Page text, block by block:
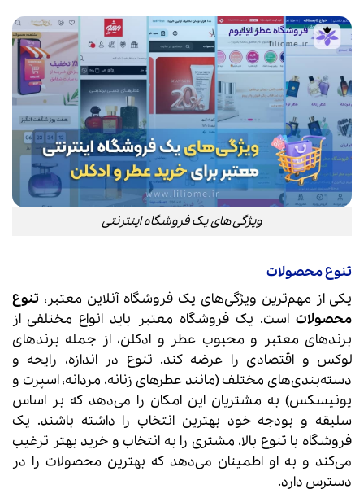
ویژگی های یک فروشگاه اینترنتی
تنوع محصولات
یکی از مهم‌ترین ویژگی‌های یک فروشگاه آنلاین معتبر، تنوع
محصولات است. یک فروشگاه معتبر باید انواع مختلفی از
برندهای معتبر و محبوب عطر و ادکلن، از جمله برندهای
لوکس و اقتصادی را عرضه کند. تنوع در اندازه، رایحه و
دسته‌بندی‌های مختلف (مانند عطرهای زنانه، مردانه، اسپرت و
یونیسکس) به مشتریان این امکان را می‌دهد که بر اساس
سلیقه و بودجه خود بهترین انتخاب را داشته باشند. یک
فروشگاه با تنوع بالا، مشتری را به انتخاب و خرید بهتر ترغیب
می‌کند و به او اطمینان می‌دهد که بهترین محصولات را در
دسترس دارد.